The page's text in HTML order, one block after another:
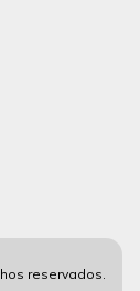
reservados.